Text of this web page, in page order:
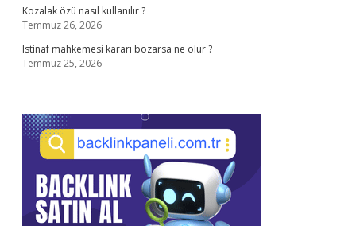
Kozalak özü nasıl kullanılır ?
Temmuz 26, 2026
Istinaf mahkemesi kararı bozarsa ne olur ?
Temmuz 25, 2026